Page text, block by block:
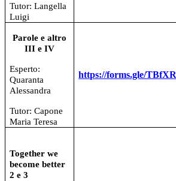
Tutor: Langella
Luigi
Parole e altro
III e IV
Esperto:
Quaranta
Alessandra
Tutor: Capone
Maria Teresa
https://forms.gle/
Together we
become better
2 e 3